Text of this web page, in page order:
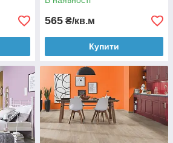
565 ₴/кв.м
Купити